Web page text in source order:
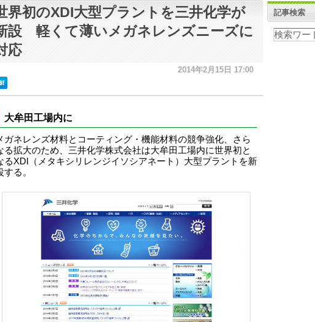
界初のXDI大型プラントを三井化学が
設 軽くて薄いメガネレンズニーズに
応
2014年2月15日 17:00
大牟田工場内に
ガネレンズ材料とコーティング・機能材料の競争強化、さら
る拡大のため、三井化学株式会社は大牟田工場内に世界初と
るXDI（メタキシリレンジイソシアネート）大型プラントを新
する。
記事検索